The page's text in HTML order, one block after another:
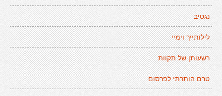
נגטיב
לילותייך וימיי
רשעותן של תקוות
טרם הותרתי לפרסום